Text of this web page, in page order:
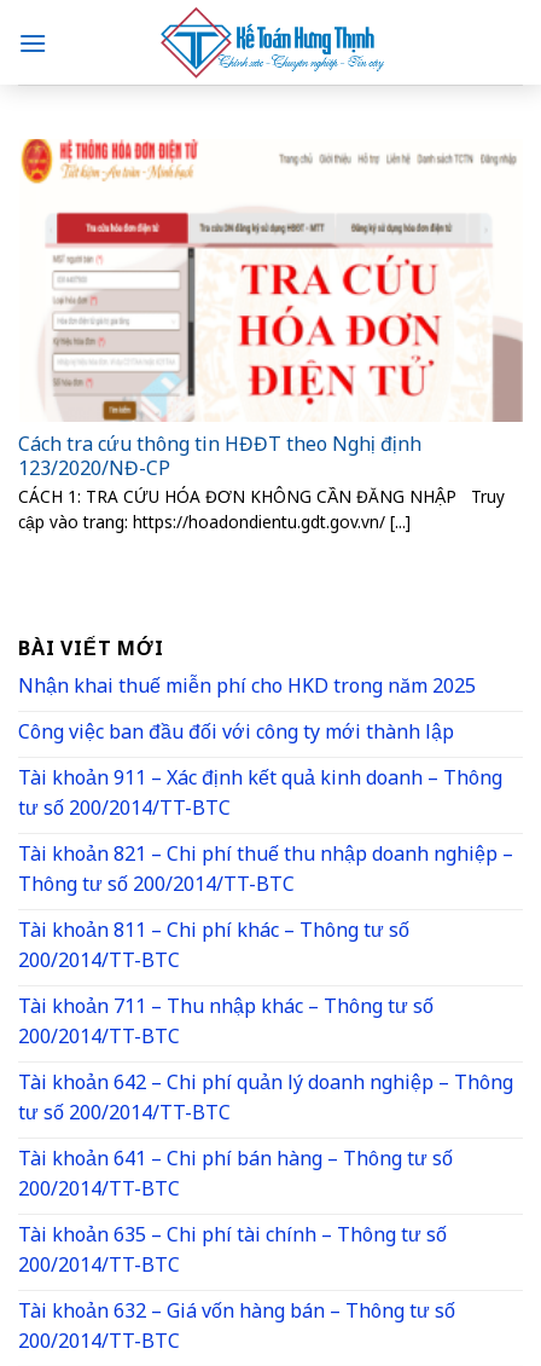
content
Cách tra cứu thông tin HĐĐT theo Nghị định
123/2020/NĐ-CP
CÁCH 1: TRA CỨU HÓA ĐƠN KHÔNG CẦN ĐĂNG NHẬP Truy
cập vào trang: https://hoadondientu.gdt.gov.vn/ [...]
BÀI VIẾT MỚI
Nhận khai thuế miễn phí cho HKD trong năm 2025
Công việc ban đầu đối với công ty mới thành lập
Tài khoản 911 – Xác định kết quả kinh doanh – Thông
tư số 200/2014/TT-BTC
Tài khoản 821 – Chi phí thuế thu nhập doanh nghiệp –
Thông tư số 200/2014/TT-BTC
Tài khoản 811 – Chi phí khác – Thông tư số
200/2014/TT-BTC
Tài khoản 711 – Thu nhập khác – Thông tư số
200/2014/TT-BTC
Tài khoản 642 – Chi phí quản lý doanh nghiệp – Thông
tư số 200/2014/TT-BTC
Tài khoản 641 – Chi phí bán hàng – Thông tư số
200/2014/TT-BTC
Tài khoản 635 – Chi phí tài chính – Thông tư số
200/2014/TT-BTC
Tài khoản 632 – Giá vốn hàng bán – Thông tư số
200/2014/TT-BTC